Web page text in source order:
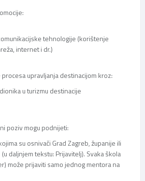
tehnologije (korištenje
internet i dr.)
upravljanja destinacijom kroz:
u turizmu destinacije
poziv mogu podnijeti:
su osnivači Grad Zagreb, županije ili
daljnjem tekstu: Prijavitelj). Svaka škola
može prijaviti samo jednog mentora na